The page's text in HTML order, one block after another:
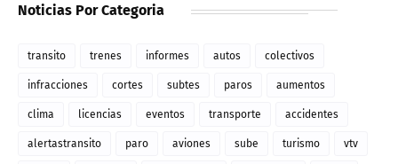
Noticias Por Categoria
transito trenes informes autos colectivos
infracciones cortes subtes paros aumentos
clima licencias eventos transporte accidentes
alertastransito paro aviones sube turismo vtv